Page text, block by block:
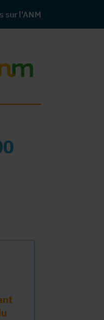
sur l'ANM